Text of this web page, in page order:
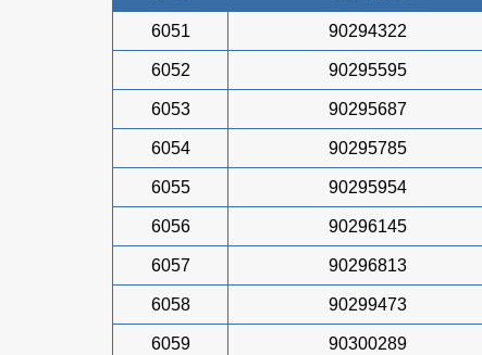
6051 90294322
6052 90295595
6053 90295687
6054 90295785
6055 90295954
6056 90296145
6057 90296813
6058 90299473
6059 90300289